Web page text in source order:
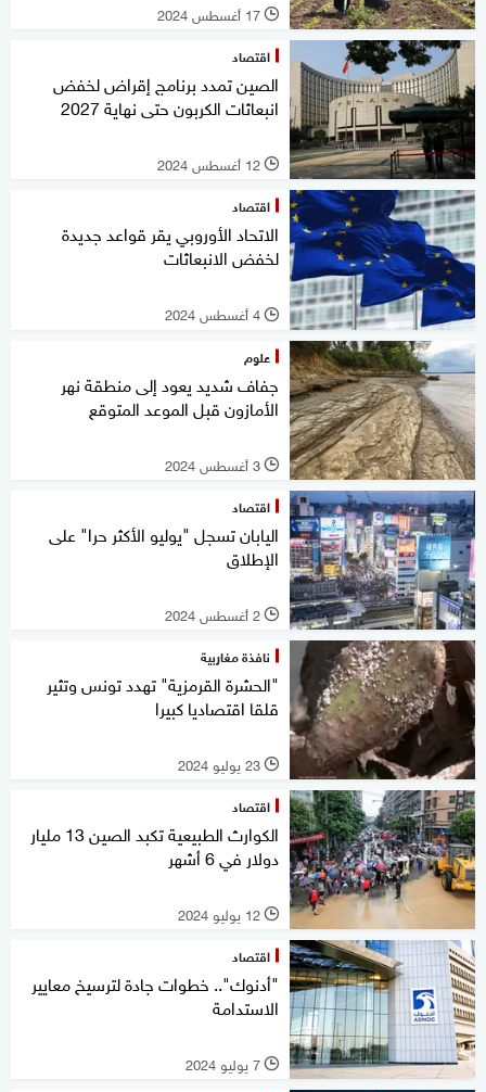
l 17 أغسطس 2024
اقتصاد
الصين تمدد برنامج إقراض لخفض
انبعاثات الكربون حتى نهاية 2027
l 12 أغسطس 2024
اقتصاد
الاتحاد الأوروبي يقر قواعد جديدة
لخفض الانبعاثات
l 4 أغسطس 2024
علوم
جفاف شديد يعود إلى منطقة نهر
الأمازون قبل الموعد المتوقع
l 3 أغسطس 2024
اقتصاد
اليابان تسجل "يوليو الأكثر حرا" على
الإطلاق
l 2 أغسطس 2024
نافذة مغاربية
"الحشرة القرمزية" تهدد تونس وتثير
قلقا اقتصاديا كبيرا
l 23 يوليو 2024
اقتصاد
الكوارث الطبيعية تكبد الصين 13 مليار
دولار في 6 أشهر
l 12 يوليو 2024
اقتصاد
"أدنوك".. خطوات جادة لترسيخ معايير
الاستدامة
l 7 يوليو 2024